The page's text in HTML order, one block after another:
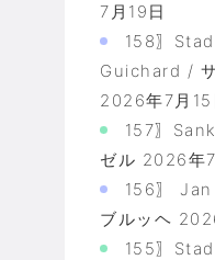
7月19日
158〗
Guichard /
2026年7月15
157〗
ゼル 2026年
156〗
ブルッヘ
155〗